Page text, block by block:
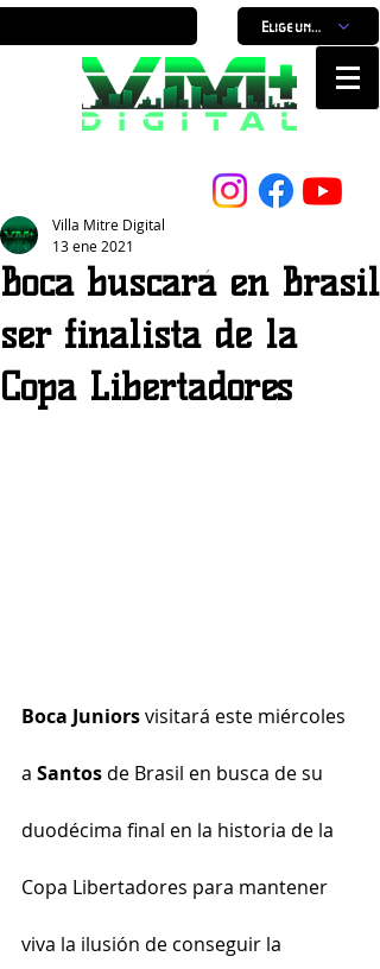
Elige un horario
Boca buscará en Brasil
ser finalista de la
Copa Libertadores
Villa Mitre Digital
13 ene 2021
Boca Juniors visitará este miércoles
a Santos de Brasil en busca de su
duodécima final en la historia de la
Copa Libertadores para mantener
viva la ilusión de conseguir la